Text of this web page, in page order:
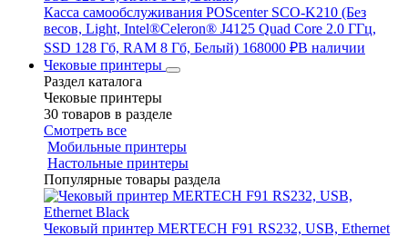
Касса самообслуживания POScenter SCO-K210 (Без
весов, Light, Intel®Celeron® J4125 Quad Core 2.0 ГГц,
SSD 128 Гб, RAM 8 Гб, Белый) 168000 ₽В наличии
Чековые принтеры
Раздел каталога
Чековые принтеры
30 товаров в разделе
Смотреть все
Мобильные принтеры
Настольные принтеры
Популярные товары раздела
Чековый принтер MERTECH F91 RS232, USB, Ethernet